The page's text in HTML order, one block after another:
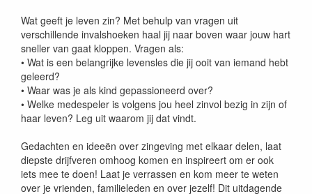
Wat geeft je leven zin? Met behulp van vragen uit
verschillende invalshoeken haal jij naar boven waar jouw hart
sneller van gaat kloppen. Vragen als:
• Wat is een belangrijke levensles die jij ooit van iemand hebt
geleerd?
• Waar was je als kind gepassioneerd over?
• Welke medespeler is volgens jou heel zinvol bezig in zijn of
haar leven? Leg uit waarom jij dat vindt.
Gedachten en ideeën over zingeving met elkaar delen, laat
diepste drijfveren omhoog komen en inspireert om er ook
iets mee te doen! Laat je verrassen en kom meer te weten
over je vrienden, familieleden en over jezelf! Dit uitdagende